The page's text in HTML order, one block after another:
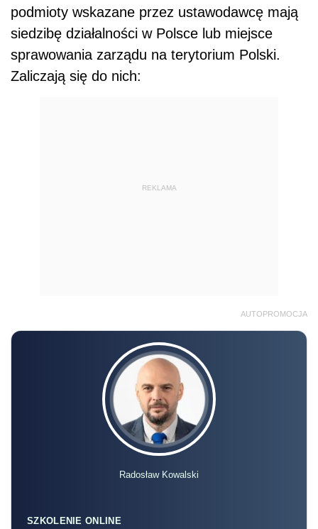
podmioty wskazane przez ustawodawcę mają
siedzibę działalności w Polsce lub miejsce
sprawowania zarządu na terytorium Polski.
Zaliczają się do nich:
REKLAMA
AUTOPROMOCJA
Radosław Kowalski
SZKOLENIE ONLINE